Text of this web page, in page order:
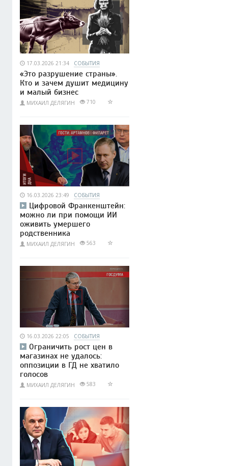
17.03.2026 21:34 СОБЫТИЯ
«Это разрушение страны».
Кто и зачем душит медицину
и малый бизнес
МИХАИЛ ДЕЛЯГИН 710
16.03.2026 23:49 СОБЫТИЯ
Цифровой Франкенштейн:
можно ли при помощи ИИ
оживить умершего
родственника
МИХАИЛ ДЕЛЯГИН 563
16.03.2026 22:05 СОБЫТИЯ
Ограничить рост цен в
магазинах не удалось:
оппозиции в ГД не хватило
голосов
МИХАИЛ ДЕЛЯГИН 583